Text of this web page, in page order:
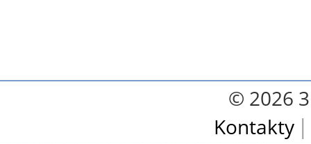
© 2026
Kontakty